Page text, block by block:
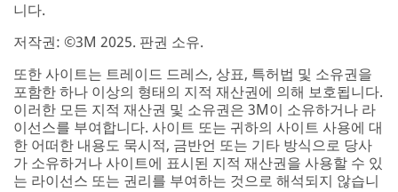
니다.
저작권: ©3M 2025. 판권 소유.
또한 사이트는 트레이드 드레스, 상표, 특허법 및 소유권을
포함한 하나 이상의 형태의 지적 재산권에 의해 보호됩니다.
이러한 모든 지적 재산권 및 소유권은 3M이 소유하거나 라
이선스를 부여합니다. 사이트 또는 귀하의 사이트 사용에 대
한 어떠한 내용도 묵시적, 금반언 또는 기타 방식으로 당사
가 소유하거나 사이트에 표시된 지적 재산권을 사용할 수 있
는 라이선스 또는 권리를 부여하는 것으로 해석되지 않습니